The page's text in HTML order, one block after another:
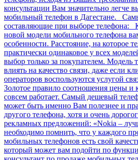
консультации Вам значительно легче
мобильный телефон в Дагестане.
составляющие при выборе телефона:
новой модели мобильного телефона
особенности. Расстояние, на которое
практически одинаковое у всех
выбор только за покупателем. Модель
влиять на качество связи, даже если
операторов воспользуются услугой
Золотое правило соотношения цены и
совсем работает. Самый дешевый
может быть именно Вам полезнее и
другого телефона, хотя и очень
рекламных предложений: «Nokia –
необходимо помнить, что у каждого
мобильных телефонов есть свой
который может вам подойти по